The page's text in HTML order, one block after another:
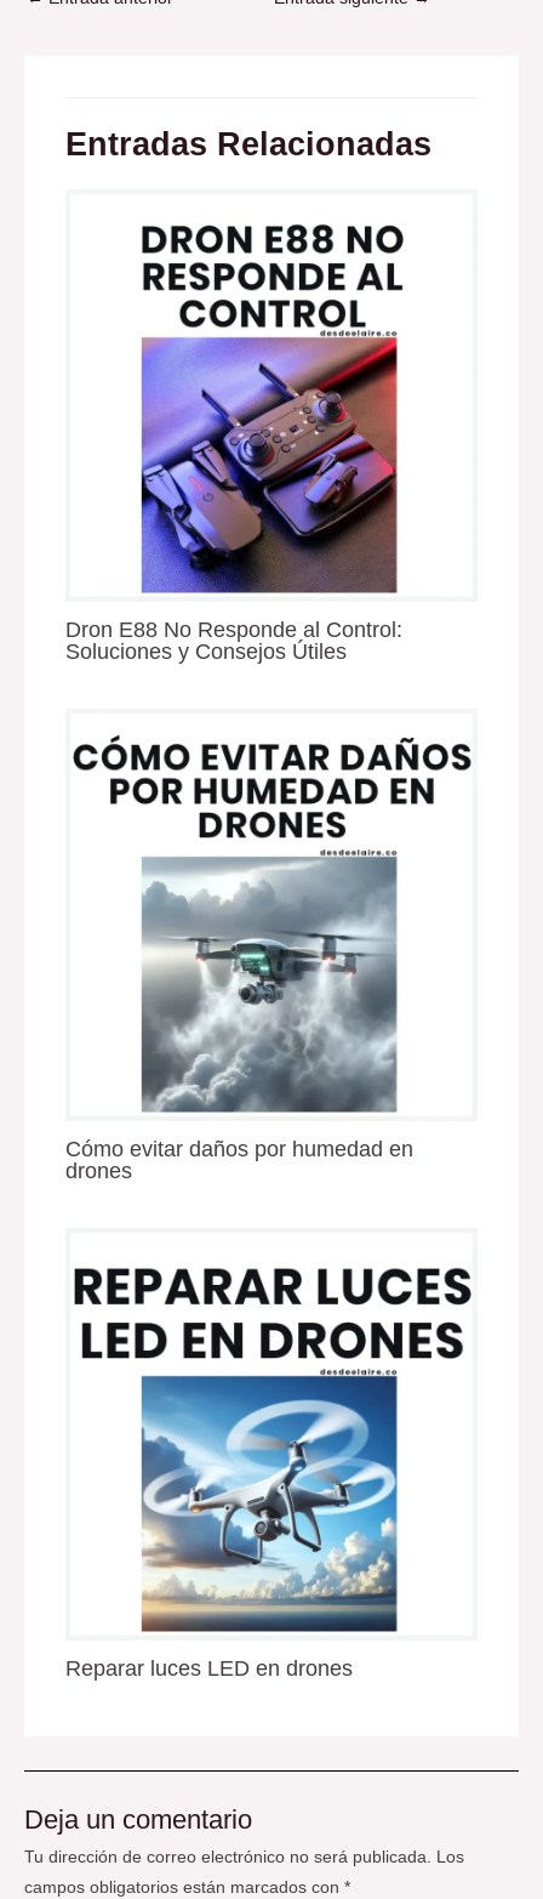
Entradas Relacionadas
Dron E88 No Responde al Control:
Soluciones y Consejos Útiles
Cómo evitar daños por humedad en
drones
Reparar luces LED en drones
Deja un comentario
Tu dirección de correo electrónico no será publicada.
Los
campos obligatorios están marcados con *